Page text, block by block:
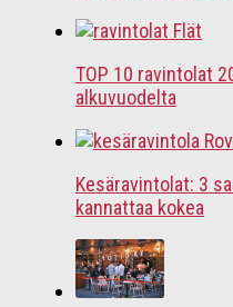
TOP 10 ravintolat
alkuvuodelta
Kesäravintolat: 3
kannattaa kokea